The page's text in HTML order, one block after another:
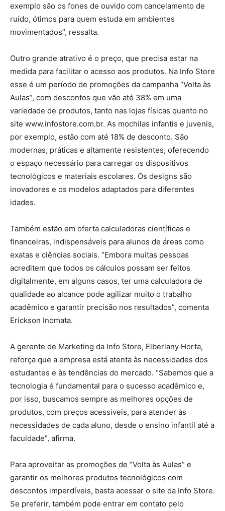
exemplo são os fones de ouvido com cancelamento de
ruído, ótimos para quem estuda em ambientes
movimentados”, ressalta.
Outro grande atrativo é o preço, que precisa estar na
medida para facilitar o acesso aos produtos. Na Info Store
esse é um período de promoções da campanha “Volta às
Aulas”, com descontos que vão até 38% em uma
variedade de produtos, tanto nas lojas físicas quanto no
site www.infostore.com.br. As mochilas infantis e juvenis,
por exemplo, estão com até 18% de desconto. São
modernas, práticas e altamente resistentes, oferecendo
o espaço necessário para carregar os dispositivos
tecnológicos e materiais escolares. Os designs são
inovadores e os modelos adaptados para diferentes
idades.
Também estão em oferta calculadoras científicas e
financeiras, indispensáveis para alunos de áreas como
exatas e ciências sociais. “Embora muitas pessoas
acreditem que todos os cálculos possam ser feitos
digitalmente, em alguns casos, ter uma calculadora de
qualidade ao alcance pode agilizar muito o trabalho
acadêmico e garantir precisão nos resultados”, comenta
Erickson Inomata.
A gerente de Marketing da Info Store, Elberlany Horta,
reforça que a empresa está atenta às necessidades dos
estudantes e às tendências do mercado. “Sabemos que a
tecnologia é fundamental para o sucesso acadêmico e,
por isso, buscamos sempre as melhores opções de
produtos, com preços acessíveis, para atender às
necessidades de cada aluno, desde o ensino infantil até a
faculdade”, afirma.
Para aproveitar as promoções de “Volta às Aulas” e
garantir os melhores produtos tecnológicos com
descontos imperdíveis, basta acessar o site da Info Store.
Se preferir, também pode entrar em contato pelo